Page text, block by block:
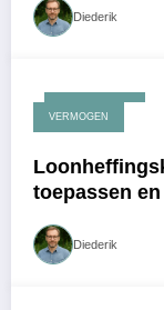
Diederik
april 20, 2026
VERMOGEN
toepassen
Diederik